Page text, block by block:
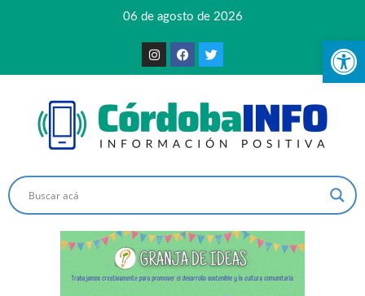
06 de agosto de 2026